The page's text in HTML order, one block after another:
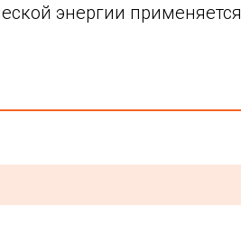
энергии применяется